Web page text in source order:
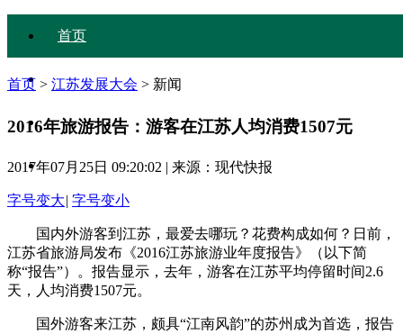
首页
大会简介
大会议程
与会嘉宾
首页 > 江苏发展大会 > 新闻
2016年旅游报告：游客在江苏人均消费1507元
2017年07月25日 09:20:02 | 来源：现代快报
字号变大| 字号变小
国内外游客到江苏，最爱去哪玩？花费构成如何？日前，
江苏省旅游局发布《2016江苏旅游业年度报告》（以下简
称“报告”）。报告显示，去年，游客在江苏平均停留时间2.6
天，人均消费1507元。
国外游客来江苏，颇具“江南风韵”的苏州成为首选，报告